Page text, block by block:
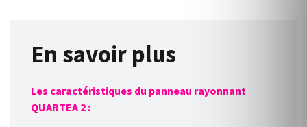
En savoir plus
Les caractéristiques du panneau rayonnant
QUARTEA 2 :